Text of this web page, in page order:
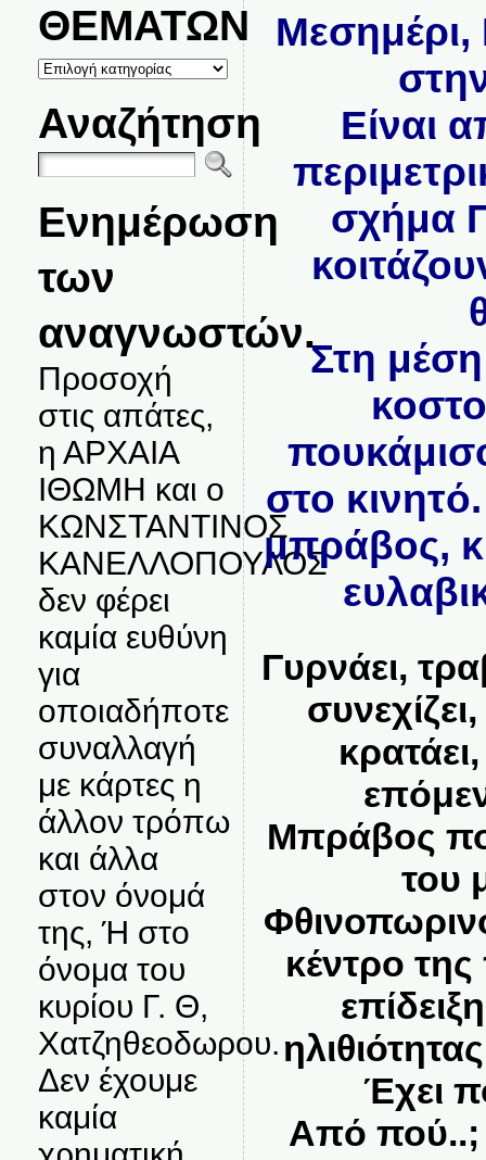
ΘΕΜΑΤΩΝ
ΚΑΤΗΓΟΡΙΕΣ
ΘΕΜΑΤΩΝ
Αναζήτηση
Ενημέρωση
των
αναγνωστών.
Προσοχή
στις απάτες,
η ΑΡΧΑΙΑ
ΙΘΩΜΗ και ο
ΚΩΝΣΤΑΝΤΙΝΟΣ
ΚΑΝΕΛΛΟΠΟΥΛΟΣ
δεν φέρει
καμία ευθύνη
για
οποιαδήποτε
συναλλαγή
με κάρτες η
άλλον τρόπω
και άλλα
στον όνομά
της, Ή στο
όνομα του
κυρίου Γ. Θ,
Χατζηθεοδωρου.
Δεν έχουμε
καμία
Είναι
σχήμα
Στη
στο
μπράβος,
Γυρνάει,
Μπράβος
του
κέντρο
Έχει
Από πού..;